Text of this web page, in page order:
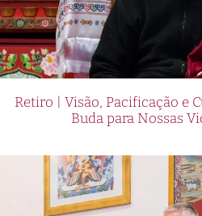
Retiro | Visão, Pacificação e
Buda para Nossas